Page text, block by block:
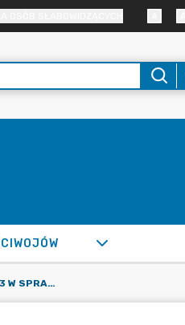
ZARZĄDZENIE NR 0050.21.2023 W SPRAWIE ZMIAN BUDŻETU GMINY MŚCIWOJÓW NA ROK 2023 - 27 MARCA 2023